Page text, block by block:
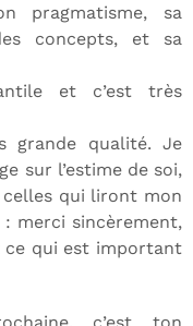
pragmatisme, sa
concepts, et sa
et c’est très
grande qualité. Je
sur l’estime de soi,
celles qui liront mon
merci sincèrement,
qui est important